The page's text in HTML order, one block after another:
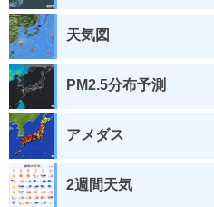
天気図
PM2.5分布予測
アメダス
2週間天気